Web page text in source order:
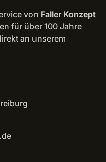
von Faller Konzept
für über 100 Jahre
an unserem